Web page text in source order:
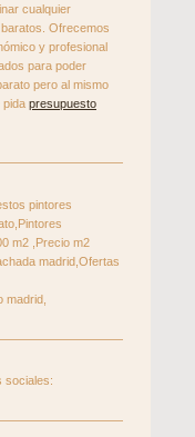
cualquier
Ofrecemos
y profesional
para poder
pero al mismo
pida presupuesto
pintores
m2 ,Precio m2
madrid,Ofertas
madrid,
sociales: